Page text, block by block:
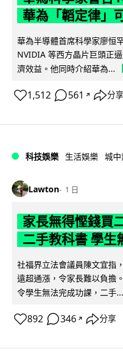
華為「韜定律」
華為半導體首席科學家廖恒
NVIDIA 等西方晶片巨頭正
濟效益。他同時介紹華為...
1,512 561 ↗ 分享
科技娛樂 生活娛樂 城
Lawton 1 日
家長無得慳錢買
二手教科書 學生
社福界立法會議員陳文宜指
遠超通漲，令家長難以負擔
令學生無法完成功課，二手...
892 346 ↗ 分享